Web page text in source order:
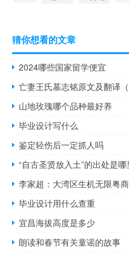
猜你想看的文章
2024哪些国家留学便宜
亡妻王氏墓志铭原文及翻译
山地玫瑰哪个品种最好养
毕业设计写什么
鉴定轻伤后一定抓人吗
“自古圣贤放入土”的出处是哪
毕业设计用什么查重
宜昌海拔高度是多少
朗读和春节有关童谣的故事